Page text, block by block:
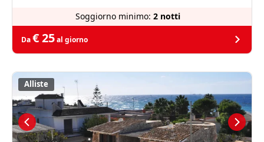
Soggiorno minimo: 2 notti
Da€ 25al giorno
Alliste